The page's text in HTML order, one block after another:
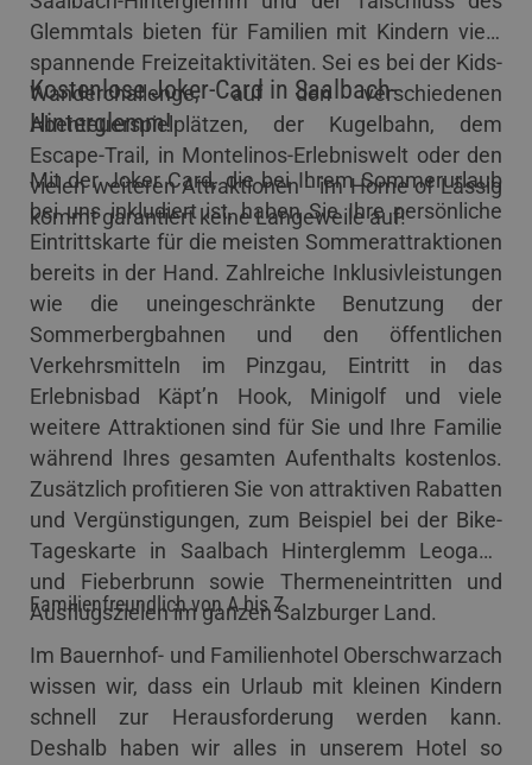
Glemmtals bieten für Familien mit Kindern viele
spannende Freizeitaktivitäten. Sei es bei der Kids-
Wanderchallenge, auf den verschiedenen
Abenteuerspielplätzen, der Kugelbahn, dem
Escape-Trail, in Montelinos-Erlebniswelt oder den
vielen weiteren Attraktionen - im Home of Lässig
kommt garantiert keine Langeweile auf!
Kostenlose Joker-Card in Saalbach-
Hinterglemm!
Mit der Joker Card, die bei Ihrem Sommerurlaub
bei uns inkludiert ist, haben Sie Ihre persönliche
Eintrittskarte für die meisten Sommerattraktionen
bereits in der Hand. Zahlreiche Inklusivleistungen
wie die uneingeschränkte Benutzung der
Sommerbergbahnen und den öffentlichen
Verkehrsmitteln im Pinzgau, Eintritt in das
Erlebnisbad Käpt’n Hook, Minigolf und viele
weitere Attraktionen sind für Sie und Ihre Familie
während Ihres gesamten Aufenthalts kostenlos.
Zusätzlich profitieren Sie von attraktiven Rabatten
und Vergünstigungen, zum Beispiel bei der Bike-
Tageskarte in Saalbach Hinterglemm Leogang
und Fieberbrunn sowie Thermeneintritten und
Ausflugszielen im ganzen Salzburger Land.
Familienfreundlich von A bis Z
Im Bauernhof- und Familienhotel Oberschwarzach
wissen wir, dass ein Urlaub mit kleinen Kindern
schnell zur Herausforderung werden kann.
Deshalb haben wir alles in unserem Hotel so